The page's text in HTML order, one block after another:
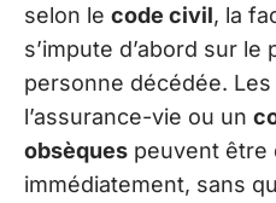
selon le code civil, la
s’impute d’abord sur le
personne décédée.
l’assurance-vie ou un
obsèques peuvent être
immédiatement, sans